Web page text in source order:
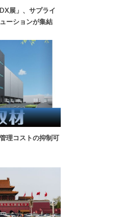
展」、サプライ
ーションが集結
理コストの抑制可